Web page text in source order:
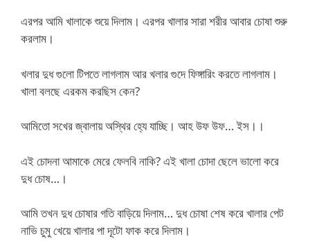
এরপর আমি খালাকে শুয়ে দিলাম। এরপর খালার সারা শরীর আবার চোষা শুরু
করলাম।
খলার দুধ গুলো টিপতে লাগলাম আর খলার গুদে ফিঙ্গারিং করতে লাগলাম।
খালা বলছে এরকম করছিস কেন?
আমিতো সখের জ্বালায় অস্থির হ্যে যাচ্ছি। আহ উফ উফ… ইস।।
এই চোদনা আমাকে মেরে ফেলবি নাকি? এই খালা চোদা ছেলে ভালো করে
দুধ চোষ…।
আমি তখন দুধ চোষার গতি বাড়িয়ে দিলাম… দুধ চোষা শেষ করে খালার পেট
নাভি চুমু খেয়ে খালার পা দূটো ফাক করে দিলাম।